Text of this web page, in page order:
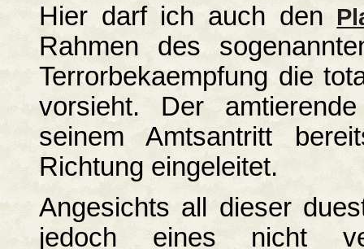
Hier darf ich auch den
Rahmen des
Terrorbekaempfung die
vorsieht. Der
seinem Amtsantritt
Richtung eingeleitet.
Angesichts all dieser
jedoch eines nicht